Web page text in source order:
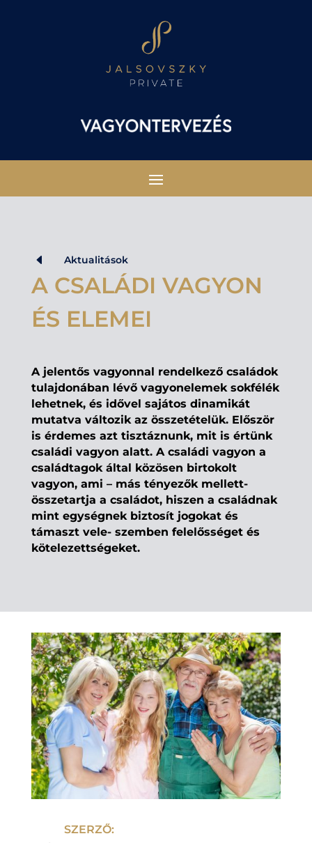
D Aktualitások
A CSALÁDI VAGYON
ÉS ELEMEI
A jelentős vagyonnal rendelkező családok
tulajdonában lévő vagyonelemek sokfélék
lehetnek, és idővel sajátos dinamikát
mutatva változik az összetételük. Először
is érdemes azt tisztáznunk, mit is értünk
családi vagyon alatt. A családi vagyon a
családtagok által közösen birtokolt
vagyon, ami – más tényezők mellett-
összetartja a családot, hiszen a családnak
mint egységnek biztosít jogokat és
támaszt vele- szemben felelősséget és
kötelezettségeket.
SZERZŐ: